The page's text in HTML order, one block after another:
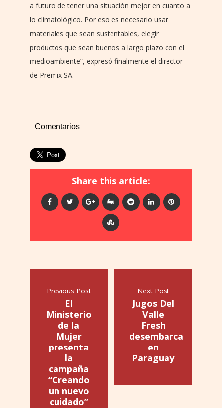
a futuro de tener una situación mejor en cuanto a
lo climatológico. Por eso es necesario usar
materiales que sean sustentables, elegir
productos que sean buenos a largo plazo con el
medioambiente”, expresó finalmente el director
de Premix SA.
Comentarios
Share this article:
Previous Post
El
Ministerio
de la
Mujer
presenta
la
campaña
“Creando
un nuevo
cuidado”
Next Post
Jugos Del
Valle
Fresh
desembarca
en
Paraguay